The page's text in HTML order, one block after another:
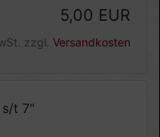
5,00 EUR
zzgl. Versandkosten